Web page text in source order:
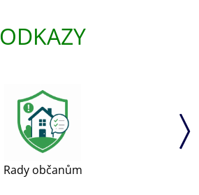
ODKAZY
Rady občanům